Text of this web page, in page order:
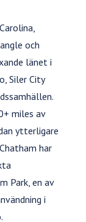
och
länet i
Siler City
miles av
ytterligare
har
Park, en av
i